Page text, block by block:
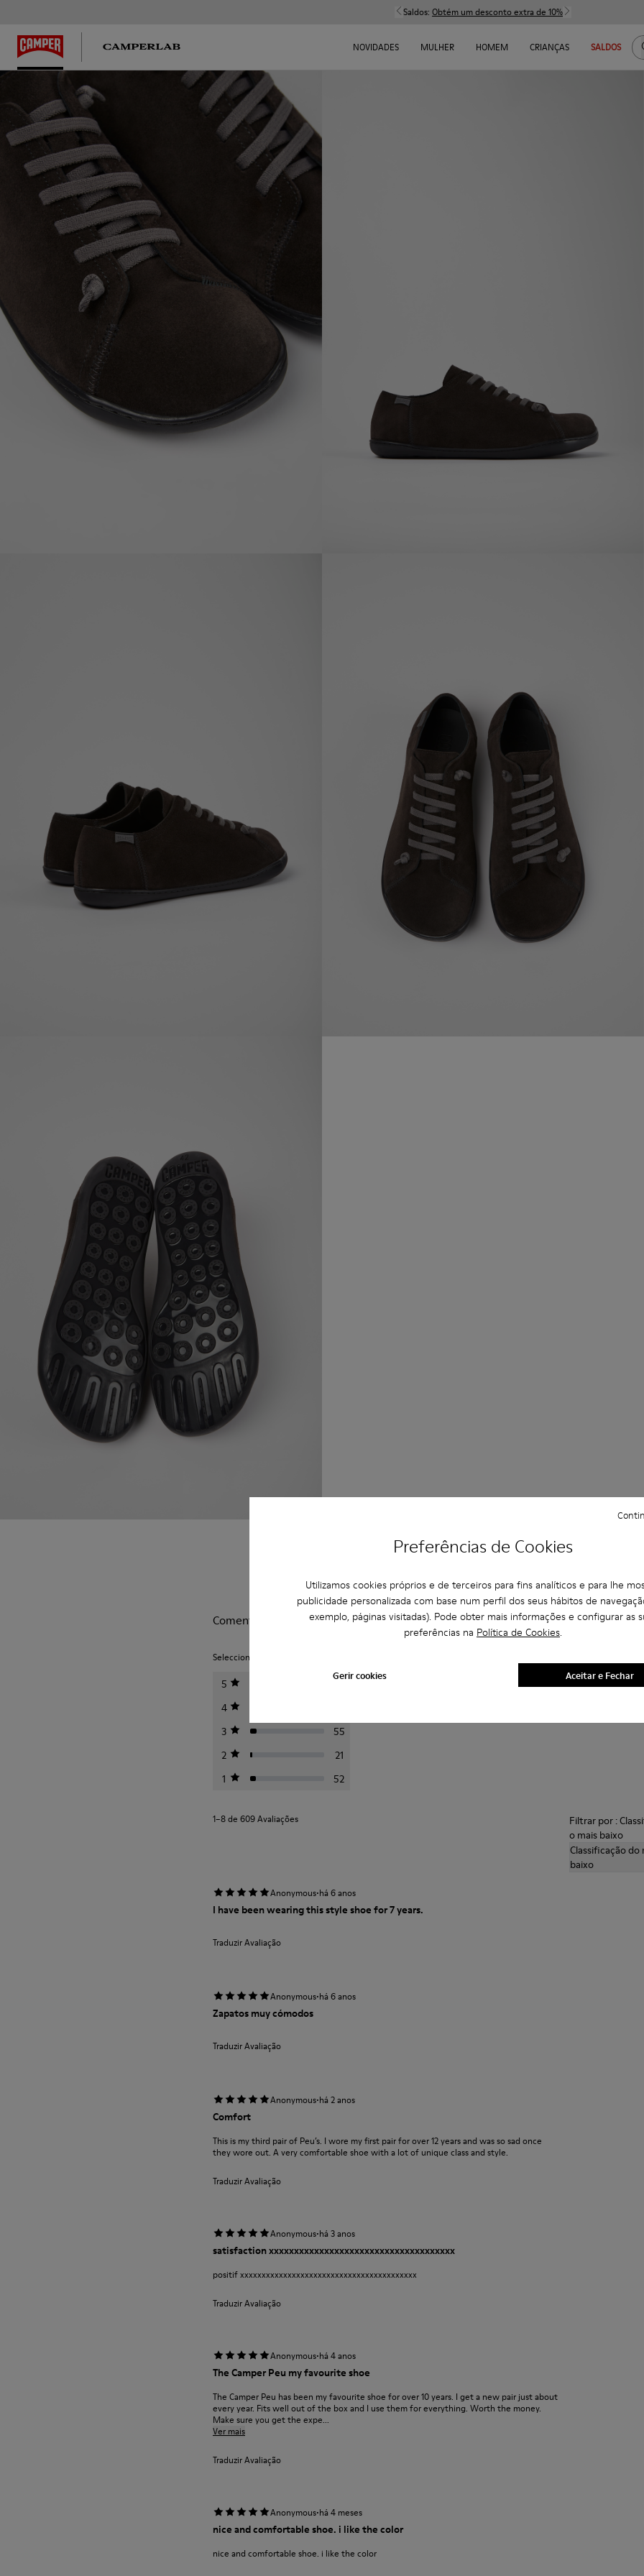
Preferências de Cookies
Utilizamos cookies próprios e de terceiros para fins analíticos e para lhe
publicidade personalizada com base num perfil dos seus hábitos de
exemplo, páginas visitadas). Pode obter mais informações e configurar as
preferências na Política de Cookies.
Gerir cookies Aceitar e Fechar
Saldos: Obtém um desconto extra de 10%
NOVIDADES MULHER HOMEM CRIANÇAS SALDOS
Comentários de Peu
Seleccione uma classificação abaixo para filtrar revisões
5
4
3
55
2
21
1
52
1–8 de 609 Avaliações
Filtrar por :
o mais baixo
Classificação do
baixo
Anonymous·há 6 anos
I have been wearing this style shoe for 7 years.
Traduzir Avaliação
Anonymous·há 6 anos
Zapatos muy cómodos
Traduzir Avaliação
Anonymous·há 2 anos
Comfort
This is my third pair of Peu’s. I wore my first pair for over 12 years and was so sad once
they wore out. A very comfortable shoe with a lot of unique class and style.
Traduzir Avaliação
Anonymous·há 3 anos
satisfaction xxxxxxxxxxxxxxxxxxxxxxxxxxxxxxxxxxxxx
positif xxxxxxxxxxxxxxxxxxxxxxxxxxxxxxxxxxxxxxxxx
Traduzir Avaliação
Anonymous·há 4 anos
The Camper Peu my favourite shoe
The Camper Peu has been my favourite shoe for over 10 years. I get a new pair just about
every year. Fits well out of the box and I use them for everything. Worth the money.
Make sure you get the expe...
Ver mais
Traduzir Avaliação
Anonymous·há 4 meses
nice and comfortable shoe. i like the color
nice and comfortable shoe. i like the color